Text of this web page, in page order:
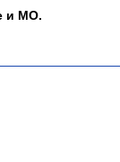
и МО.